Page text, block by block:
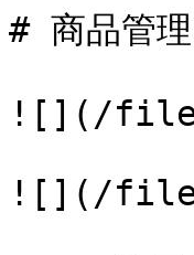
# 商品管理
![](/files/-
![](/files/-